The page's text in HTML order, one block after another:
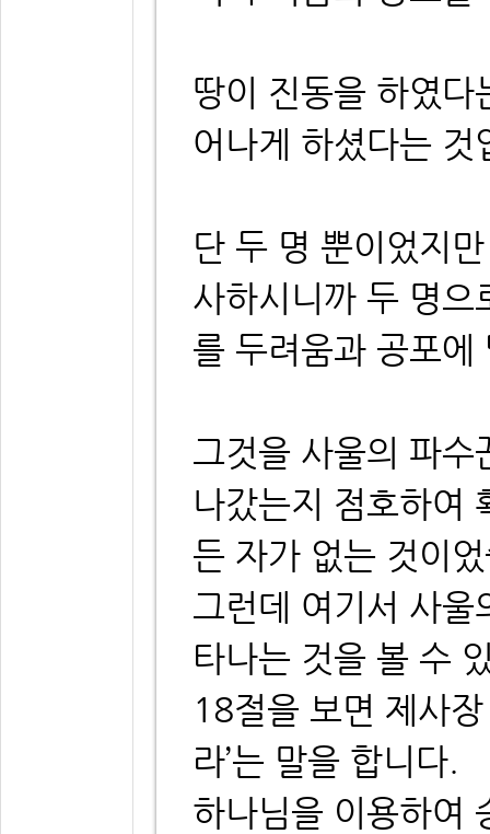
땅이 진동을 하였
어나게 하셨다는 것
단 두 명 뿐이었지
사하시니까 두 명으
를 두려움과 공포
그것을 사울의 파수
나갔는지 점호하여
든 자가 없는 것이
그런데 여기서 사울
타나는 것을 볼 수
18절을 보면 제사
라’는 말을 합니다.
하나님을 이용하여